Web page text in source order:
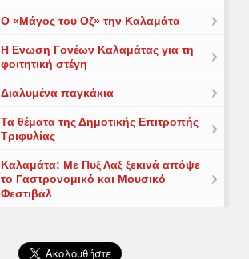
Ο «Μάγος του Οζ» την Καλαμάτα
Η Ενωση Γονέων Καλαμάτας για τη
φοιτητική στέγη
Διαλυμένα παγκάκια
Τα θέματα της Δημοτικής Επιτροπής
Τριφυλίας
Καλαμάτα: Με Πυξ Λαξ ξεκινά απόψε
το Γαστρονομικό και Μουσικό
Φεστιβάλ